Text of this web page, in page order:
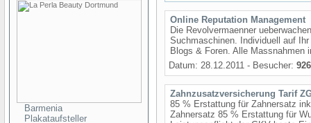
Barmenia
Plakataufsteller
Online Reputation Management
Die Revolvermaenner
Suchmaschinen. Individuell auf
Blogs & Foren. Alle Massnahmen
Datum: 28.12.2011 - Besucher:
Zahnzusatzversicherung Tarif
85 % Erstattung für Zahnersatz
Zahnersatz 85 % Erstattung für